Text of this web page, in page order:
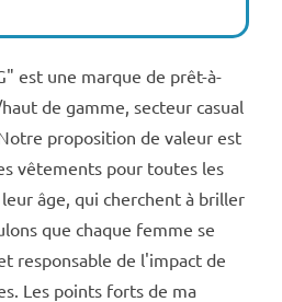
est une marque de prêt-à-
de gamme, secteur casual
proposition de valeur est
vêtements pour toutes les
âge, qui cherchent à briller
que chaque femme se
responsable de l'impact de
Les points forts de ma